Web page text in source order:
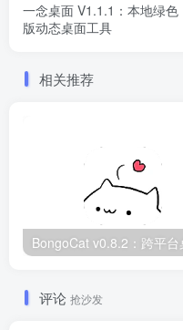
一念桌面 V1.1.1：本地绿色
版动态桌面工具
相关推荐
评论 抢沙发